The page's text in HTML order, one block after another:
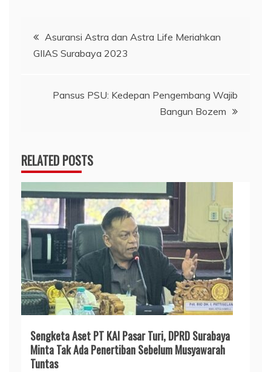
Navigasi
pos
Asuransi Astra dan Astra Life Meriahkan
GIIAS Surabaya 2023
Pansus PSU: Kedepan Pengembang Wajib
Bangun Bozem
RELATED POSTS
Sengketa Aset PT KAI Pasar Turi, DPRD Surabaya
Minta Tak Ada Penertiban Sebelum Musyawarah
Tuntas